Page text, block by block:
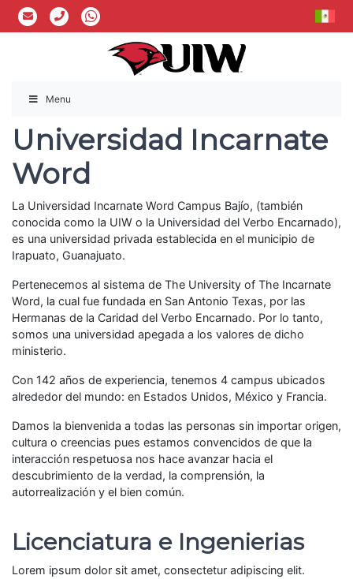
Menu
Universidad Incarnate
Word
La Universidad Incarnate Word Campus Bajío, (también
conocida como la UIW o la Universidad del Verbo Encarnado),
es una universidad privada establecida en el municipio de
Irapuato, Guanajuato.
Pertenecemos al sistema de The University of The Incarnate
Word, la cual fue fundada en San Antonio Texas, por las
Hermanas de la Caridad del Verbo Encarnado. Por lo tanto,
somos una universidad apegada a los valores de dicho
ministerio.
Con 142 años de experiencia, tenemos 4 campus ubicados
alrededor del mundo: en Estados Unidos, México y Francia.
Damos la bienvenida a todas las personas sin importar origen,
cultura o creencias pues estamos convencidos de que la
interacción respetuosa nos hace avanzar hacia el
descubrimiento de la verdad, la comprensión, la
autorrealización y el bien común.
Licenciatura e Ingenierias
Lorem ipsum dolor sit amet, consectetur adipiscing elit.